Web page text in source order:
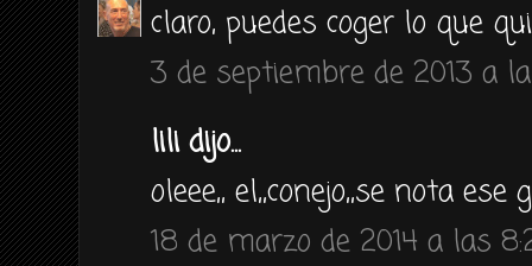
claro, puedes coger lo que
3 de septiembre de 2013 a
lili dijo...
oleee,, el,,conejo,,se nota ese
18 de marzo de 2014 a las